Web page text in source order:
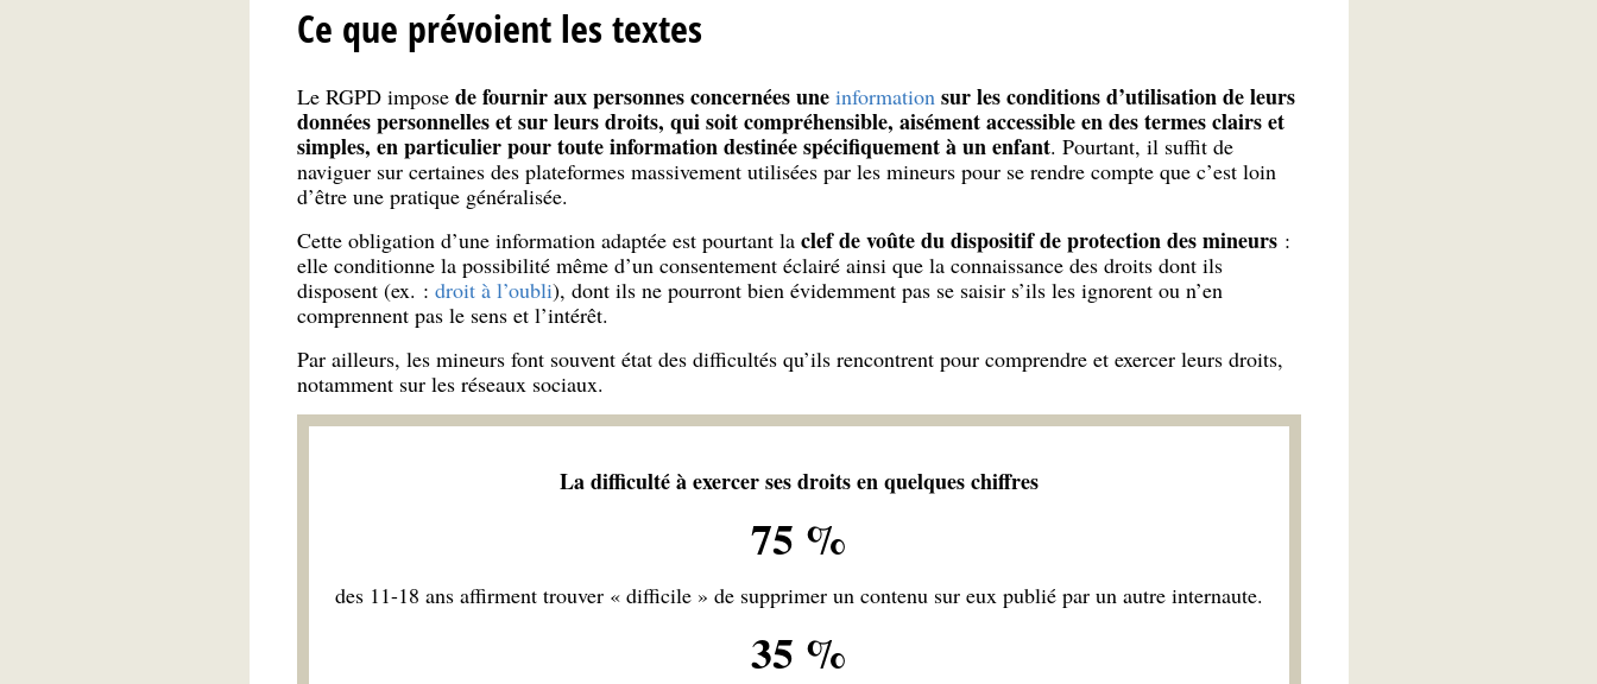
Ce que prévoient les textes
Le RGPD impose de fournir aux personnes concernées une informationsur les conditions d’utilisation de leurs
données personnelles et sur leurs droits, qui soit compréhensible, aisément accessible en des termes clairs et
simples, en particulier pour toute information destinée spécifiquement à un enfant. Pourtant, il suffit de
naviguer sur certaines des plateformes massivement utilisées par les mineurs pour se rendre compte que c’est loin
d’être une pratique généralisée.
Cette obligation d’une information adaptée est pourtant la clef de voûte du dispositif de protection des mineurs :
elle conditionne la possibilité même d’un consentement éclairé ainsi que la connaissance des droits dont ils
disposent (ex. : droit à l’oubli), dont ils ne pourront bien évidemment pas se saisir s’ils les ignorent ou n’en
comprennent pas le sens et l’intérêt.
Par ailleurs, les mineurs font souvent état des difficultés qu’ils rencontrent pour comprendre et exercer leurs droits,
notamment sur les réseaux sociaux.
La difficulté à exercer ses droits en quelques chiffres
75 %
des 11-18 ans affirment trouver « difficile » de supprimer un contenu sur eux publié par un autre internaute.
35 %